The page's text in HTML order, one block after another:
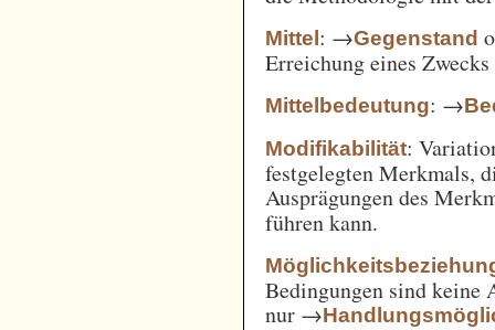
Mittel: →Gegenstand
Erreichung eines
Mittelbedeutung: →
Modifikabilität:
festgelegten Merkmals,
Ausprägungen des
führen kann.
Bedingungen sind keine
nur →